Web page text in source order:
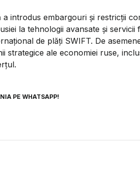
introdus embargouri și restricții
la tehnologii avansate și servicii
de plăți SWIFT. De
strategice ale economiei ruse,
PE WHATSAPP!